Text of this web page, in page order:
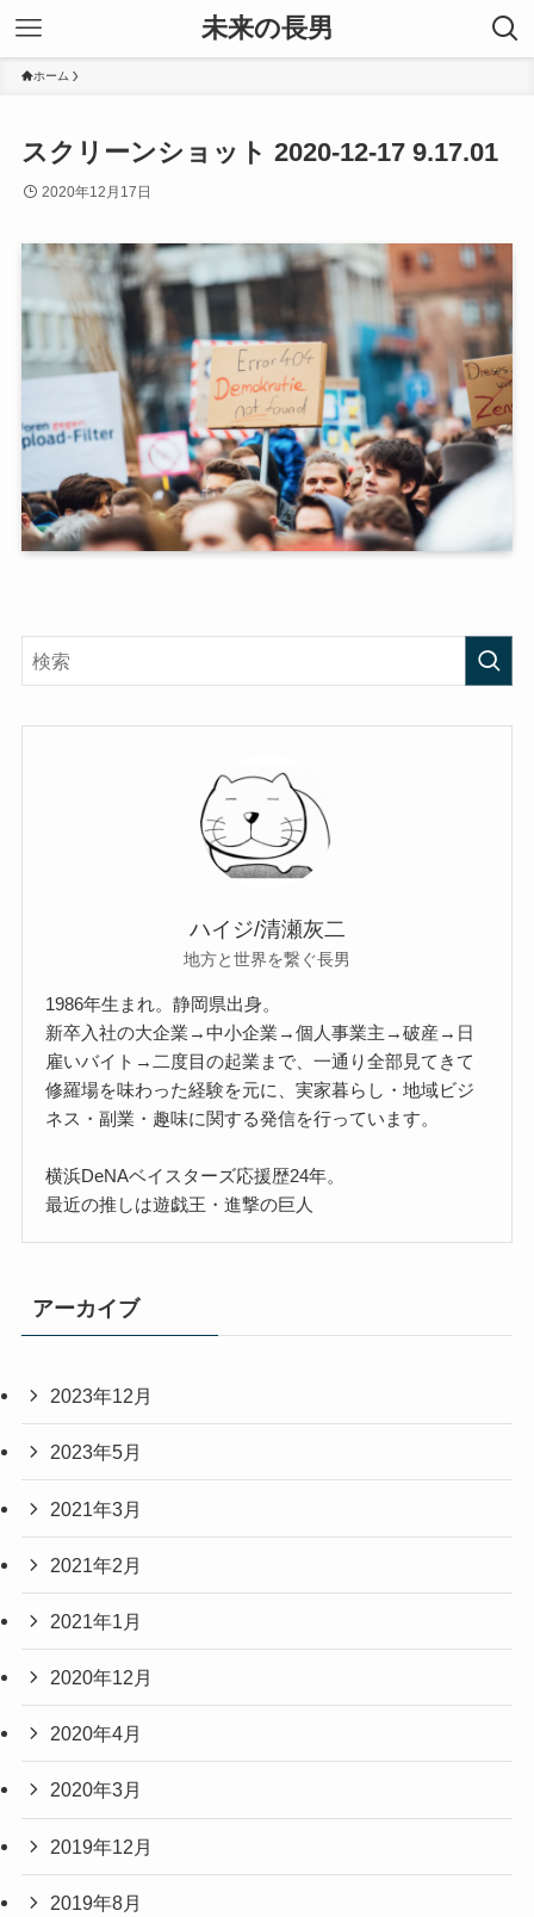
未来の長男
ホーム
スクリーンショット 2020-12-17 9.17.01
2020年12月17日
ハイジ/清瀬灰二
地方と世界を繋ぐ長男
1986年生まれ。静岡県出身。
新卒入社の大企業→中小企業→個人事業主→破産→日
雇いバイト→二度目の起業まで、一通り全部見てきて
修羅場を味わった経験を元に、実家暮らし・地域ビジ
ネス・副業・趣味に関する発信を行っています。
横浜DeNAベイスターズ応援歴24年。
最近の推しは遊戯王・進撃の巨人
アーカイブ
2023年12月
2023年5月
2021年3月
2021年2月
2021年1月
2020年12月
2020年4月
2020年3月
2019年12月
2019年8月